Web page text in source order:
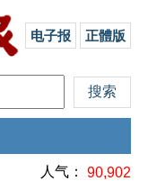
电子报 正體版
人气： 90,902